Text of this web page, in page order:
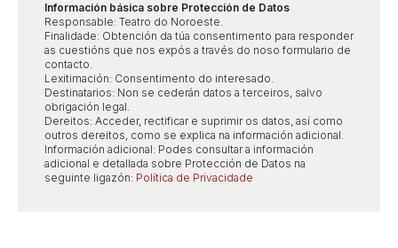
Información básica sobre Protección de Datos
Responsable: Teatro do Noroeste.
Finalidade: Obtención da túa consentimento para responder
as cuestións que nos expós a través do noso formulario de
contacto.
Lexitimación: Consentimento do interesado.
Destinatarios: Non se cederán datos a terceiros, salvo
obrigación legal.
Dereitos: Acceder, rectificar e suprimir os datos, así como
outros dereitos, como se explica na información adicional.
Información adicional: Podes consultar a información
adicional e detallada sobre Protección de Datos na
seguinte ligazón: Política de Privacidade